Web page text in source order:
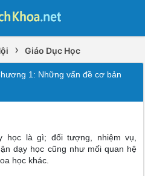
› Giáo Dục Học
1: Những vấn đề cơ bản
học là gì; đối tượng, nhiệm vụ,
dạy học cũng như mối quan hệ
học khác.